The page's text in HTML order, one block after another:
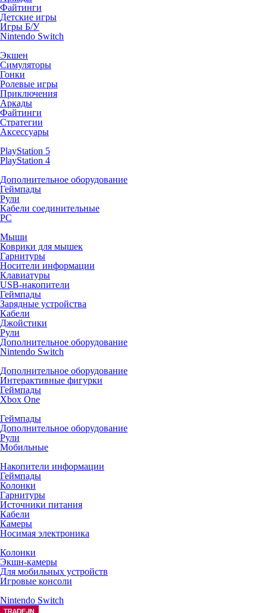
Файтинги
Детские игры
Игры Б/У
Nintendo Switch
Экшен
Симуляторы
Гонки
Ролевые игры
Приключения
Аркады
Файтинги
Стратегии
Аксессуары
PlayStation 5
PlayStation 4
Дополнительное оборудование
Геймпады
Рули
Кабели соединительные
PC
Мыши
Коврики для мышек
Гарнитуры
Носители информации
Клавиатуры
USB-накопители
Геймпады
Зарядные устройства
Кабели
Джойстики
Рули
Дополнительное оборудование
Nintendo Switch
Дополнительное оборудование
Интерактивные фигурки
Геймпады
Xbox One
Геймпады
Дополнительное оборудование
Рули
Мобильные
Накопители информации
Геймпады
Колонки
Гарнитуры
Источники питания
Кабели
Камеры
Носимая электроника
Колонки
Экшн-камеры
Для мобильных устройств
Игровые консоли
Nintendo Switch